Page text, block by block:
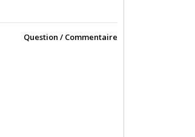
Question / Commentaire